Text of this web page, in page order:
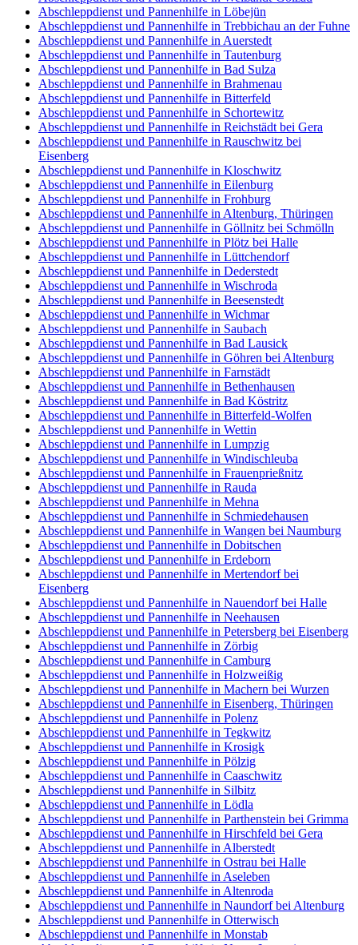
Abschleppdienst und Pannenhilfe in Löbejün
Abschleppdienst und Pannenhilfe in Trebbichau an der Fuhne
Abschleppdienst und Pannenhilfe in Auerstedt
Abschleppdienst und Pannenhilfe in Tautenburg
Abschleppdienst und Pannenhilfe in Bad Sulza
Abschleppdienst und Pannenhilfe in Brahmenau
Abschleppdienst und Pannenhilfe in Bitterfeld
Abschleppdienst und Pannenhilfe in Schortewitz
Abschleppdienst und Pannenhilfe in Reichstädt bei Gera
Abschleppdienst und Pannenhilfe in Rauschwitz bei
Eisenberg
Abschleppdienst und Pannenhilfe in Kloschwitz
Abschleppdienst und Pannenhilfe in Eilenburg
Abschleppdienst und Pannenhilfe in Frohburg
Abschleppdienst und Pannenhilfe in Altenburg, Thüringen
Abschleppdienst und Pannenhilfe in Göllnitz bei Schmölln
Abschleppdienst und Pannenhilfe in Plötz bei Halle
Abschleppdienst und Pannenhilfe in Lüttchendorf
Abschleppdienst und Pannenhilfe in Dederstedt
Abschleppdienst und Pannenhilfe in Wischroda
Abschleppdienst und Pannenhilfe in Beesenstedt
Abschleppdienst und Pannenhilfe in Wichmar
Abschleppdienst und Pannenhilfe in Saubach
Abschleppdienst und Pannenhilfe in Bad Lausick
Abschleppdienst und Pannenhilfe in Göhren bei Altenburg
Abschleppdienst und Pannenhilfe in Farnstädt
Abschleppdienst und Pannenhilfe in Bethenhausen
Abschleppdienst und Pannenhilfe in Bad Köstritz
Abschleppdienst und Pannenhilfe in Bitterfeld-Wolfen
Abschleppdienst und Pannenhilfe in Wettin
Abschleppdienst und Pannenhilfe in Lumpzig
Abschleppdienst und Pannenhilfe in Windischleuba
Abschleppdienst und Pannenhilfe in Frauenprießnitz
Abschleppdienst und Pannenhilfe in Rauda
Abschleppdienst und Pannenhilfe in Mehna
Abschleppdienst und Pannenhilfe in Schmiedehausen
Abschleppdienst und Pannenhilfe in Wangen bei Naumburg
Abschleppdienst und Pannenhilfe in Dobitschen
Abschleppdienst und Pannenhilfe in Erdeborn
Abschleppdienst und Pannenhilfe in Mertendorf bei
Eisenberg
Abschleppdienst und Pannenhilfe in Nauendorf bei Halle
Abschleppdienst und Pannenhilfe in Neehausen
Abschleppdienst und Pannenhilfe in Petersberg bei Eisenberg
Abschleppdienst und Pannenhilfe in Zörbig
Abschleppdienst und Pannenhilfe in Camburg
Abschleppdienst und Pannenhilfe in Holzweißig
Abschleppdienst und Pannenhilfe in Machern bei Wurzen
Abschleppdienst und Pannenhilfe in Eisenberg, Thüringen
Abschleppdienst und Pannenhilfe in Polenz
Abschleppdienst und Pannenhilfe in Tegkwitz
Abschleppdienst und Pannenhilfe in Krosigk
Abschleppdienst und Pannenhilfe in Pölzig
Abschleppdienst und Pannenhilfe in Caaschwitz
Abschleppdienst und Pannenhilfe in Silbitz
Abschleppdienst und Pannenhilfe in Lödla
Abschleppdienst und Pannenhilfe in Parthenstein bei Grimma
Abschleppdienst und Pannenhilfe in Hirschfeld bei Gera
Abschleppdienst und Pannenhilfe in Alberstedt
Abschleppdienst und Pannenhilfe in Ostrau bei Halle
Abschleppdienst und Pannenhilfe in Aseleben
Abschleppdienst und Pannenhilfe in Altenroda
Abschleppdienst und Pannenhilfe in Naundorf bei Altenburg
Abschleppdienst und Pannenhilfe in Otterwisch
Abschleppdienst und Pannenhilfe in Monstab